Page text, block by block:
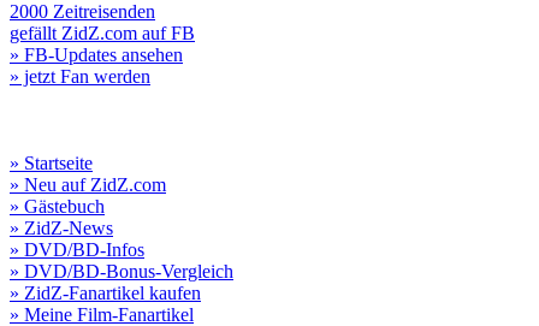
2000 Zeitreisenden
gefällt ZidZ.com auf FB
» FB-Updates ansehen
» jetzt Fan werden
» Startseite
» Neu auf ZidZ.com
» Gästebuch
» ZidZ-News
» DVD/BD-Infos
» DVD/BD-Bonus-Vergleich
» ZidZ-Fanartikel kaufen
» Meine Film-Fanartikel